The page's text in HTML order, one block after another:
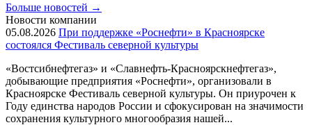
Больше новостей →
Новости компании
05.08.2026 При поддержке «Роснефти» в Красноярске
состоялся Фестиваль северной культуры
«Востсибнефтегаз» и «Славнефть-Красноярскнефтегаз»,
добывающие предприятия «Роснефти», организовали в
Красноярске Фестиваль северной культуры. Он приурочен к
Году единства народов России и сфокусирован на значимости
сохранения культурного многообразия нашей...